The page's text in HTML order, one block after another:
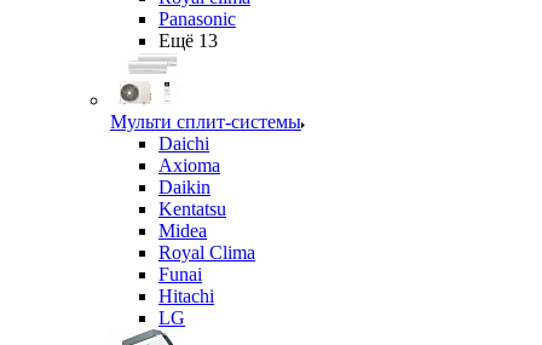
Panasonic
Ещё 13
Мульти сплит-системы
Daichi
Axioma
Daikin
Kentatsu
Midea
Royal Clima
Funai
Hitachi
LG